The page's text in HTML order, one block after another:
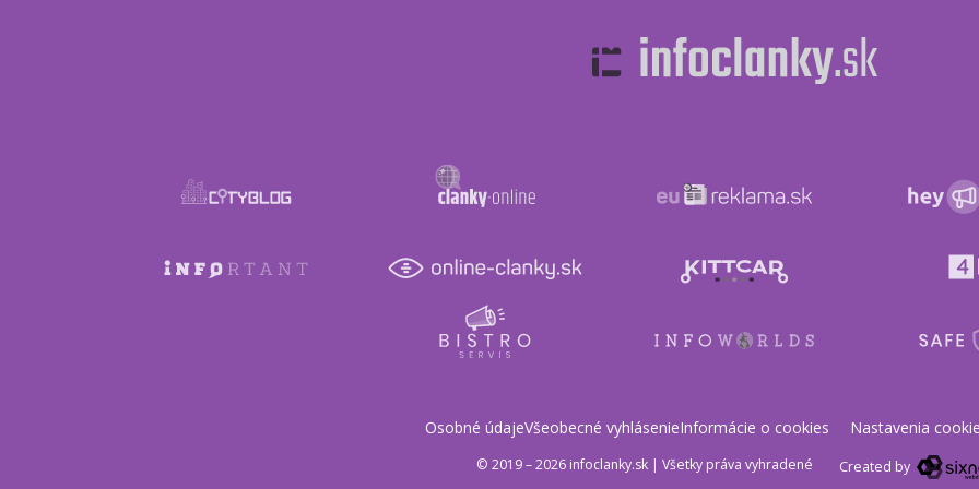
Osobné údajeVšeobecné vyhlásenieInformácie o cookies Nastavenia
© 2019 – 2026 infoclanky.sk| Všetky práva vyhradené Created by